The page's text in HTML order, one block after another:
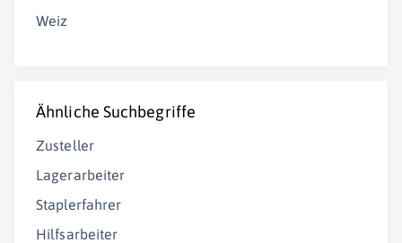
Weiz
Ähnliche Suchbegriffe
Zusteller
Lagerarbeiter
Staplerfahrer
Hilfsarbeiter